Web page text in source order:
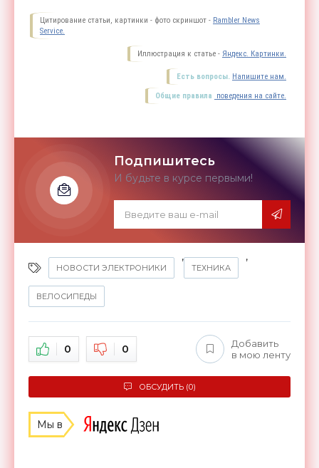
Цитирование статьи, картинки - фото скриншот - Rambler News
Service.
Иллюстрация к статье - Яндекс. Картинки.
Есть вопросы. Напишите нам.
Общие правила поведения на сайте.
Подпишитесь
И будьте в курсе первыми!
НОВОСТИ ЭЛЕКТРОНИКИ
,
ТЕХНИКА
,
ВЕЛОСИПЕДЫ
0 0
Добавить
в мою ленту
ОБСУДИТЬ (0)
Мы в